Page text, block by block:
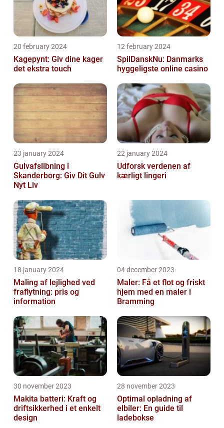
20 february 2024
Kagepynt: Giv dine kager
det ekstra touch
12 february 2024
SpilDanskNu: Danmarks
hyggeligste online casino
23 january 2024
Gulvafslibning i
Skanderborg: Giv Dit Gulv
Nyt Liv
22 january 2024
Udforsk verdenen af
kærligt lingeri
18 january 2024
Maling af lejlighed ved
fraflytning: pris og
information
04 december 2023
Maler: Få et flot og friskt
hjem med en maler i
Bramming
30 november 2023
Makita batteri: Kraft og
driftsikkerhed i et enkelt
design
28 november 2023
Optimal opladning af
elbiler: En guide til
ladebokse